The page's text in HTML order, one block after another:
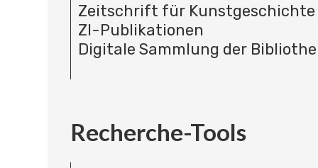
Zeitschrift für Kunstgeschichte
ZI-Publikationen
Digitale Sammlung der
Recherche-Tools